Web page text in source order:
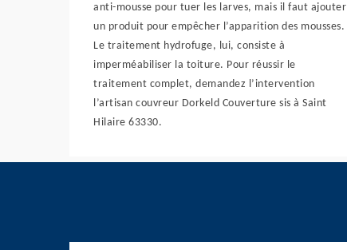
anti-mousse pour tuer les larves, mais il faut ajouter
un produit pour empêcher l’apparition des mousses.
Le traitement hydrofuge, lui, consiste à
imperméabiliser la toiture. Pour réussir le
traitement complet, demandez l’intervention
l’artisan couvreur Dorkeld Couverture sis à Saint
Hilaire 63330.